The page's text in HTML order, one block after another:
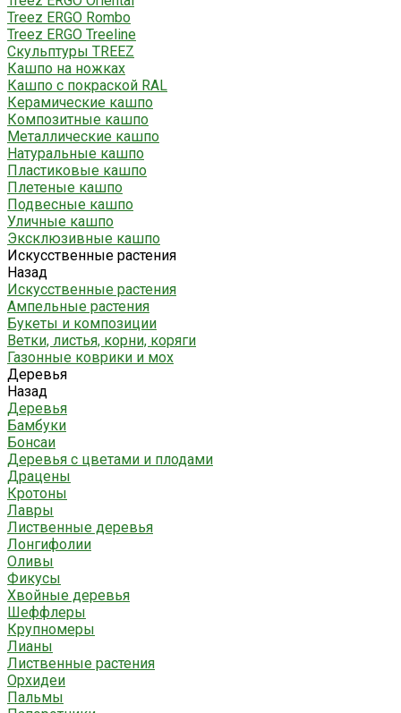
Treez ERGO Rombo
Treez ERGO Treeline
Скульптуры TREEZ
Кашпо на ножках
Кашпо с покраской RAL
Керамические кашпо
Композитные кашпо
Металлические кашпо
Натуральные кашпо
Пластиковые кашпо
Плетеные кашпо
Подвесные кашпо
Уличные кашпо
Эксклюзивные кашпо
Искусственные растения
Назад
Искусственные растения
Ампельные растения
Букеты и композиции
Ветки, листья, корни, коряги
Газонные коврики и мох
Деревья
Назад
Деревья
Бамбуки
Бонсаи
Деревья с цветами и плодами
Драцены
Кротоны
Лавры
Лиственные деревья
Лонгифолии
Оливы
Фикусы
Хвойные деревья
Шеффлеры
Крупномеры
Лианы
Лиственные растения
Орхидеи
Пальмы